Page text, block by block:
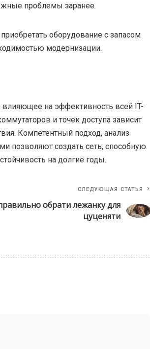
проблемы заранее.
оборудование с запасом
модернизации.
влияющее на эффективность всей IT-
и точек доступа зависит
Компетентный подход, анализ
позволяют создать сеть, способную
на долгие годы.
СЛЕДУЮЩАЯ СТАТЬЯ
обрати лежанку для
цуценяти